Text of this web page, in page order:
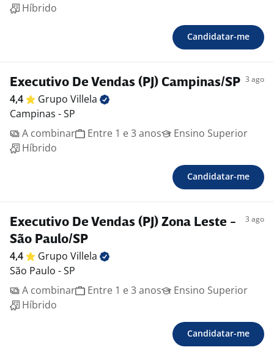
Híbrido
Candidatar-me
Executivo De Vendas (PJ) Campinas/SP 3 ago
4,4 Grupo Villela
Campinas - SP
A combinar
Entre 1 e 3 anos
Ensino Superior
Híbrido
Candidatar-me
Executivo De Vendas (PJ) Zona Leste -
São Paulo/SP
3 ago
4,4 Grupo Villela
São Paulo - SP
A combinar
Entre 1 e 3 anos
Ensino Superior
Híbrido
Candidatar-me